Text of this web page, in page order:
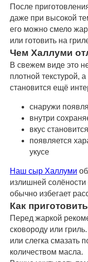
После
даже при высокой
его можно смело
или готовить на
Чем Халлуми
В свежем виде это
плотной текстурой,
становится ещё
снаружи
внутри
вкус
появляется
укусе
Наш сыр Халлуми
излишней
обычно избегает
Как
Перед жаркой
сковороду или
или слегка смазать
количеством масла.